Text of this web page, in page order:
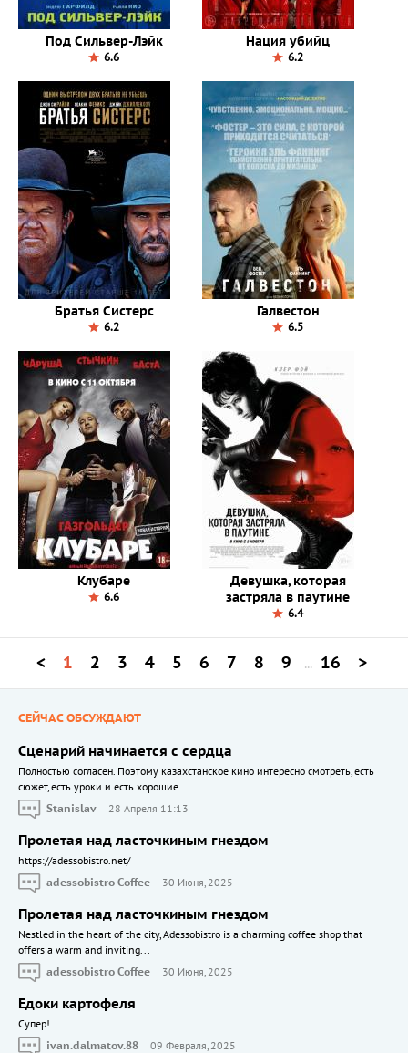
Под Сильвер-Лэйк
6.6
Нация убийц
6.2
Братья Систерс
6.2
Галвестон
6.5
Клубаре
6.6
Девушка, которая
застряла в паутине
6.4
< 1 2 3 4 5 6 7 8 9 ... 16 >
СЕЙЧАС ОБСУЖДАЮТ
Сценарий начинается с сердца
Полностью согласен. Поэтому казахстанское кино интересно смотреть, есть
сюжет, есть уроки и есть хорошие...
Stanislav
28 Апреля 11:13
Пролетая над ласточкиным гнездом
https://adessobistro.net/
adessobistro Coffee
30 Июня, 2025
Пролетая над ласточкиным гнездом
Nestled in the heart of the city, Adessobistro is a charming coffee shop that
offers a warm and inviting...
adessobistro Coffee
30 Июня, 2025
Едоки картофеля
Cупер!
ivan.dalmatov.88
09 Февраля, 2025